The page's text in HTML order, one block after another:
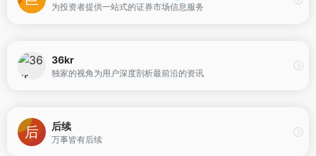
为投资者提供一站式的证券市场信息服务
36kr
独家的视角为用户深度剖析最前沿的资讯
后续
万事皆有后续